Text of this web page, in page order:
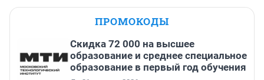
ПРОМОКОДЫ
Скидка 72 000 на высшее
образование и среднее специальное
образование в первый год обучения